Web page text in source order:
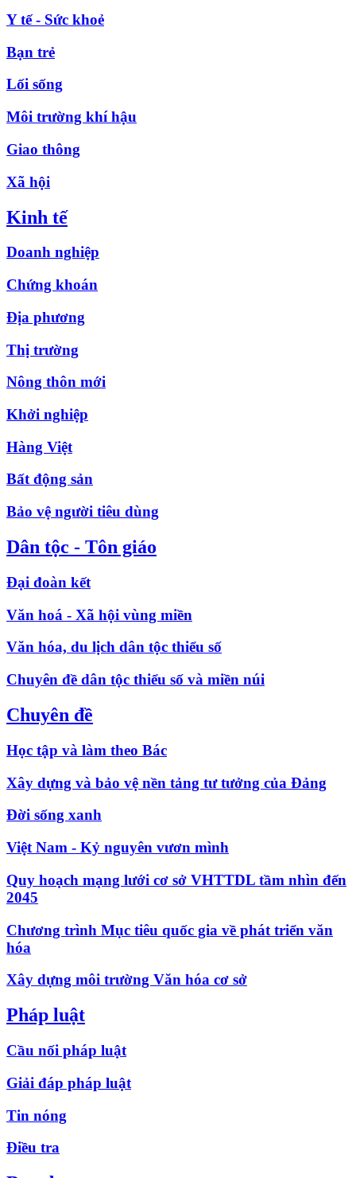
Y tế - Sức khoẻ
Bạn trẻ
Lối sống
Môi trường khí hậu
Giao thông
Xã hội
Kinh tế
Doanh nghiệp
Chứng khoán
Địa phương
Thị trường
Nông thôn mới
Khởi nghiệp
Hàng Việt
Bất động sản
Bảo vệ người tiêu dùng
Dân tộc - Tôn giáo
Đại đoàn kết
Văn hoá - Xã hội vùng miền
Văn hóa, du lịch dân tộc thiểu số
Chuyên đề dân tộc thiểu số và miền núi
Chuyên đề
Học tập và làm theo Bác
Xây dựng và bảo vệ nền tảng tư tưởng của Đảng
Đời sống xanh
Việt Nam - Kỷ nguyên vươn mình
Quy hoạch mạng lưới cơ sở VHTTDL tầm nhìn đến
2045
Chương trình Mục tiêu quốc gia về phát triển văn
hóa
Xây dựng môi trường Văn hóa cơ sở
Pháp luật
Cầu nối pháp luật
Giải đáp pháp luật
Tin nóng
Điều tra